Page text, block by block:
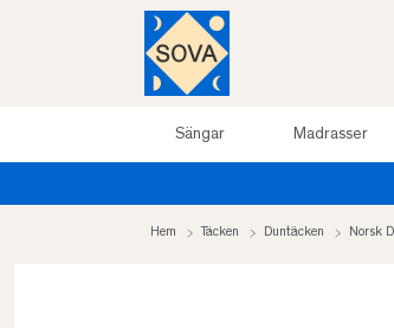
Sängar Madrasser
Hem Täcken Duntäcken Norsk